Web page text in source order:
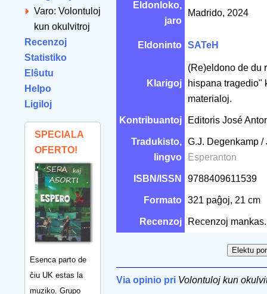
Varo: Volontuloj
kun okulvitroj
Recenzoj
Statistiko
Elŝutu
Helpo
Ligiloj
SPECIALA
OFERTO!
Esenca parto de
ĉiu UK estas la
muziko. Grupo
Eldonloko,
jaro
Madrido, 2024
Eldoninto SATeH
Klarigoj
(Re)eldono de du
hispana tragedio"
materialoj.
Kontribuantoj Editoris José
Tradukisto,
lingvo
G.J. Degenkamp
Esperanton
ISBN/ISSN 9788409611539
Formato 321 paĝoj, 21 cm
Recenzoj Recenzoj mankas.
Via opinio pri Volontuloj kun